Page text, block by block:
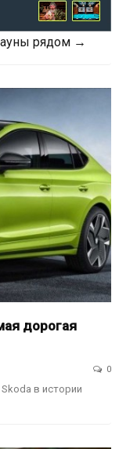
рядом →
дорогая
0
в истории